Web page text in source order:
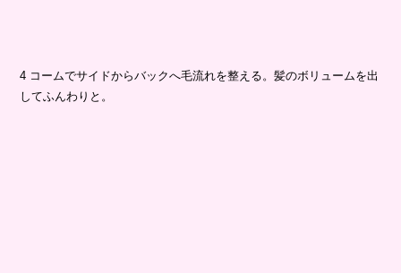
4 コームでサイドからバックへ毛流れを整える。髪のボリュームを出
してふんわりと。